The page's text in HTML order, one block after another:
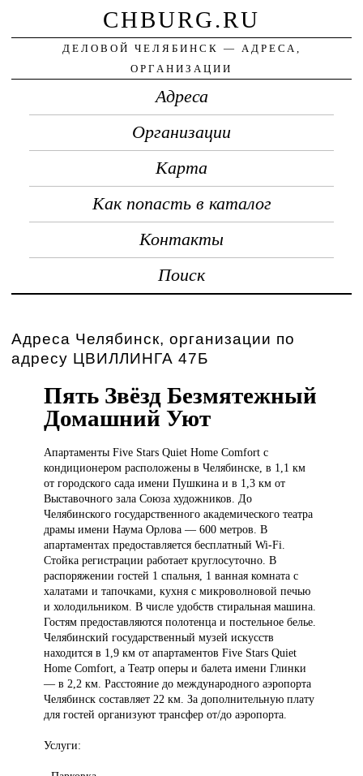
CHBURG.RU
ДЕЛОВОЙ ЧЕЛЯБИНСК — АДРЕСА,
ОРГАНИЗАЦИИ
Адреса
Организации
Карта
Как попасть в каталог
Контакты
Поиск
Адреса Челябинск, организации по
адресу ЦВИЛЛИНГА 47Б
Пять Звёзд Безмятежный
Домашний Уют
Апартаменты Five Stars Quiet Home Comfort с
кондиционером расположены в Челябинске, в 1,1 км
от городского сада имени Пушкина и в 1,3 км от
Выставочного зала Союза художников. До
Челябинского государственного академического театра
драмы имени Наума Орлова — 600 метров. В
апартаментах предоставляется бесплатный Wi-Fi.
Стойка регистрации работает круглосуточно. В
распоряжении гостей 1 спальня, 1 ванная комната с
халатами и тапочками, кухня с микроволновой печью
и холодильником. В числе удобств стиральная машина.
Гостям предоставляются полотенца и постельное белье.
Челябинский государственный музей искусств
находится в 1,9 км от апартаментов Five Stars Quiet
Home Comfort, а Театр оперы и балета имени Глинки
— в 2,2 км. Расстояние до международного аэропорта
Челябинск составляет 22 км. За дополнительную плату
для гостей организуют трансфер от/до аэропорта.
Услуги: